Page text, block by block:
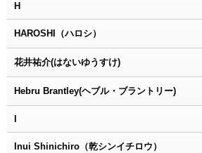
H
HAROSHI（ハロシ）
花井祐介(はないゆうすけ)
Hebru Brantley(ヘブル・ブラントリー)
Inui Shinichiro（乾シンイチロウ）